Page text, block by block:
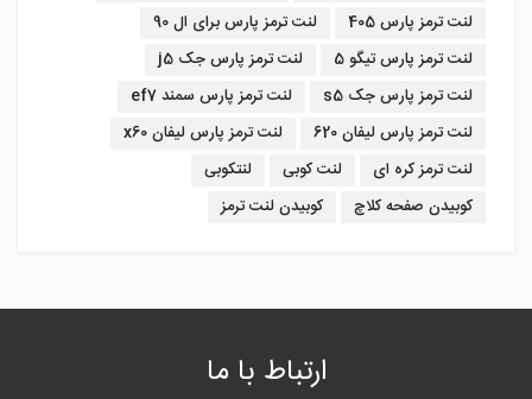
لنت ترمز پارس 405
لنت ترمز پارس برای ال 90
لنت ترمز پارس تیگو 5
لنت ترمز پارس جک j5
لنت ترمز پارس جک s5
لنت ترمز پارس سمند ef7
لنت ترمز پارس لیفان 620
لنت ترمز پارس لیفان x60
لنت ترمز کره ای
لنت کوبی
لنتکوبی
کوبیدن صفحه کلاچ
کوبیدن لنت ترمز
ارتباط با ما